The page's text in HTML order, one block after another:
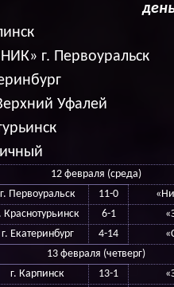
г. Первоуральск
Уфалей
12 февраля (среда)
г. Первоуральск 11-0
Краснотурьинск 6-1
г. Екатеринбург 4-14
13 февраля (четверг)
г. Карпинск 13-1